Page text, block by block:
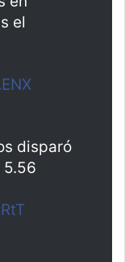
el
disparó
5.56